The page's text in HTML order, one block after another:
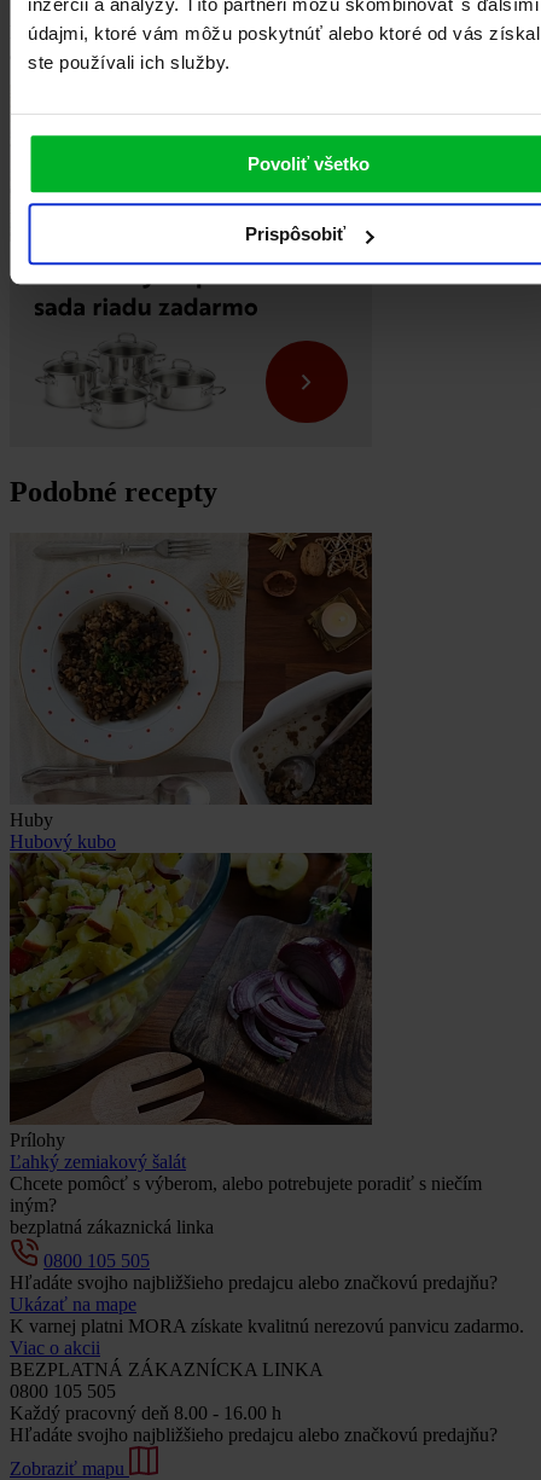
údajmi, ktoré vám môžu poskytnúť alebo ktoré od vás
ste používali ich služby.
Povoliť všetko
Prispôsobiť
Priklopte piškótou a opatrne vyberte z formy. Dajte do chladničky
aspoň na hodinu stuhnúť. Skladujte v chlade až do Vianoc.
Podobné recepty
Huby
Hubový kubo
Prílohy
Ľahký zemiakový šalát
Chcete pomôcť s výberom, alebo potrebujete poradiť s niečím
iným?
bezplatná zákaznická linka
0800 105 505
Hľadáte svojho najbližšieho predajcu alebo značkovú predajňu?
Ukázať na mape
K varnej platni MORA získate kvalitnú nerezovú panvicu zadarmo.
Viac o akcii
BEZPLATNÁ ZÁKAZNÍCKA LINKA
0800 105 505
Každý pracovný deň 8.00 - 16.00 h
Hľadáte svojho najbližšieho predajcu alebo značkovú predajňu?
Zobraziť mapu